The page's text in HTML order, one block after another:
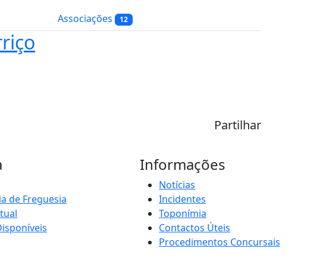
Associações 12
Partilhar
de Freguesia
Informações
Notícias
Incidentes
Toponímia
Contactos Úteis
Procedimentos Concursais